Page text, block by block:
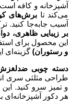
آشپزخانه و کافه
می‌کند تا برش‌های
آسیب جابه‌جا کنید.
بر زیبایی ظاهری،
این محصول برای
و رستوران) گزینه‌ای
دسته چوبی
طراحی مثلثی سری
و تمیز سرو کنید.
هر دکور